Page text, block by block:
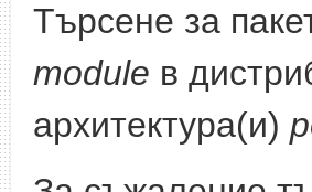
Търсене за
module в
архитектура(и)